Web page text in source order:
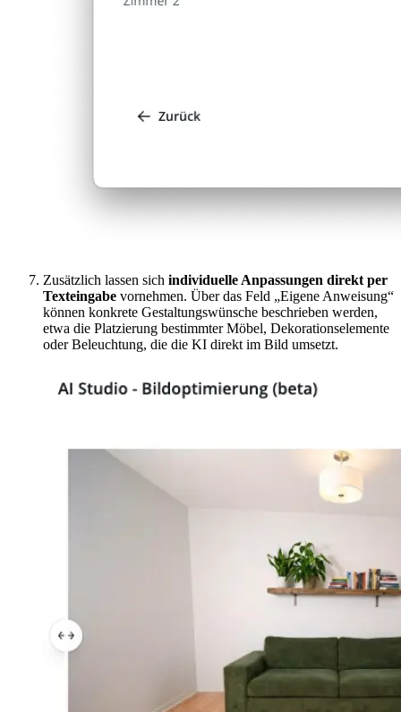
Zusätzlich lassen sich individuelle Anpassungen direkt per
Texteingabe vornehmen. Über das Feld „Eigene Anweisung“
können konkrete Gestaltungswünsche beschrieben werden,
etwa die Platzierung bestimmter Möbel, Dekorationselemente
oder Beleuchtung, die die KI direkt im Bild umsetzt.